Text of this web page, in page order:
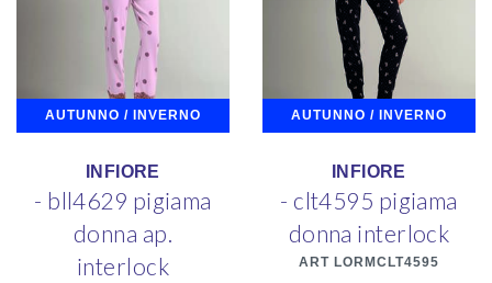
AUTUNNO / INVERNO
INFIORE
- bll4629 pigiama
donna ap.
interlock
AUTUNNO / INVERNO
INFIORE
- clt4595 pigiama
donna interlock
ART LORMCLT4595